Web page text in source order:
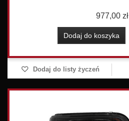
977,00 zł
Dodaj do koszyka
Dodaj do listy życzeń